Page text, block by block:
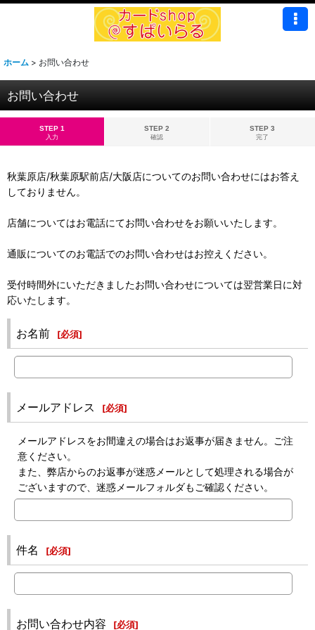
ホーム > お問い合わせ
お問い合わせ
STEP 1
入力
STEP 2
確認
STEP 3
完了
秋葉原店/秋葉原駅前店/大阪店についてのお問い合わせにはお答え
しておりません。
店舗についてはお電話にてお問い合わせをお願いいたします。
通販についてのお電話でのお問い合わせはお控えください。
受付時間外にいただきましたお問い合わせについては翌営業日に対
応いたします。
お名前 [必須]
メールアドレス [必須]
メールアドレスをお間違えの場合はお返事が届きません。ご注
意ください。
また、弊店からのお返事が迷惑メールとして処理される場合が
ございますので、迷惑メールフォルダもご確認ください。
件名 [必須]
お問い合わせ内容 [必須]